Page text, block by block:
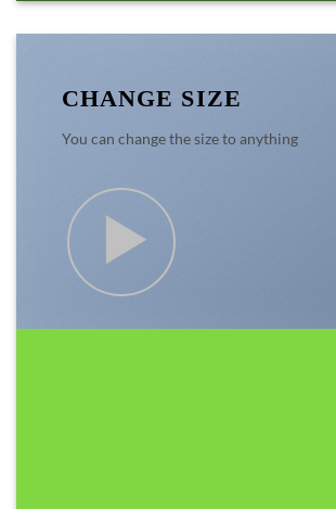
CHANGE SIZE
You can change the size to anything